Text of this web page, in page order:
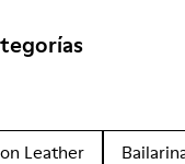
Leather